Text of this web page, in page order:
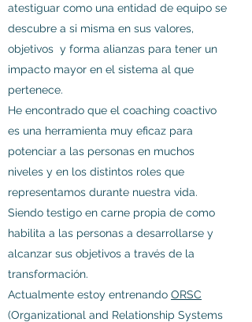
atestiguar como una entidad de equipo se
descubre a si misma en sus valores,
objetivos y forma alianzas para tener un
impacto mayor en el sistema al que
pertenece.
He encontrado que el coaching coactivo
es una herramienta muy eficaz para
potenciar a las personas en muchos
niveles y en los distintos roles que
representamos durante nuestra vida.
Siendo testigo en carne propia de como
habilita a las personas a desarrollarse y
alcanzar sus objetivos a través de la
transformación.
Actualmente estoy entrenando ORSC
(Organizational and Relationship Systems